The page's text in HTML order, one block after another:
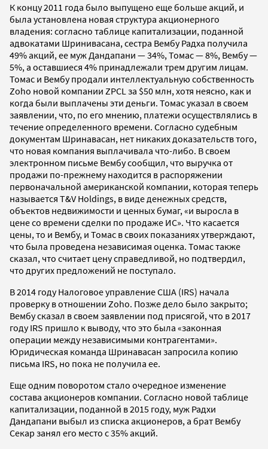
К концу 2011 года было выпущено еще больше акций, и
была установлена новая структура акционерного
владения: согласно таблице капитализации, поданной
адвокатами Шринивасана, сестра Вембу Радха получила
49% акций, ее муж Дандапани — 34%, Томас — 8%, Вембу —
5%, а оставшиеся 4% принадлежали трем другим лицам.
Томас и Вембу продали интеллектуальную собственность
Zoho новой компании ZPCL за $50 млн, хотя неясно, как и
когда были выплачены эти деньги. Томас указал в своем
заявлении, что, по его мнению, платежи осуществлялись в
течение определенного времени. Согласно судебным
документам Шринавасан, нет никаких доказательств того,
что новая компания выплачивала что-либо. В своем
электронном письме Вембу сообщил, что выручка от
продажи по-прежнему находится в распоряжении
первоначальной американской компании, которая теперь
называется T&V Holdings, в виде денежных средств,
объектов недвижимости и ценных бумаг, «и выросла в
цене со времени сделки по продаже ИС». Что касается
цены, то и Вембу, и Томас в своих показаниях утверждают,
что была проведена независимая оценка. Томас также
сказал, что считает цену справедливой, но подтвердил,
что других предложений не поступало.
В 2014 году Налоговое управление США (IRS) начала
проверку в отношении Zoho. Позже дело было закрыто;
Вембу сказал в своем заявлении под присягой, что в 2017
году IRS пришло к выводу, что это была «законная
операции между независимыми контрагентами».
Юридическая команда Шринавасан запросила копию
письма IRS, но пока не получила ее.
Еще одним поворотом стало очередное изменение
состава акционеров компании. Согласно новой таблице
капитализации, поданной в 2015 году, муж Радхи
Дандапани выбыл из списка акционеров, а брат Вембу
Секар занял его место с 35% акций.